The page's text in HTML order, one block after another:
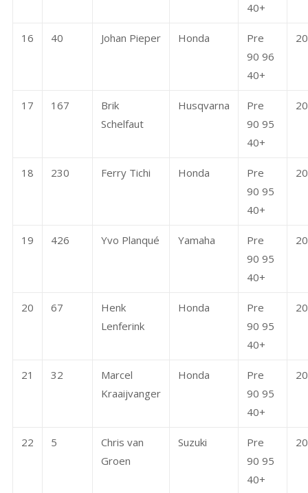
40+
16 40 Johan Pieper Honda
Pre
90 96
40+
17 167
Brik
Schelfaut
Husqvarna
Pre
90 95
40+
18 230 Ferry Tichi Honda
Pre
90 95
40+
19 426 Yvo Planqué Yamaha
Pre
90 95
40+
20 67
Henk
Lenferink
Honda
Pre
90 95
40+
21 32
Marcel
Kraaijvanger
Honda
Pre
90 95
40+
22 5
Chris van
Groen
Suzuki
Pre
90 95
40+